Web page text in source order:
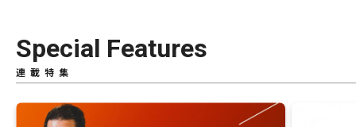
Special Features
連載特集